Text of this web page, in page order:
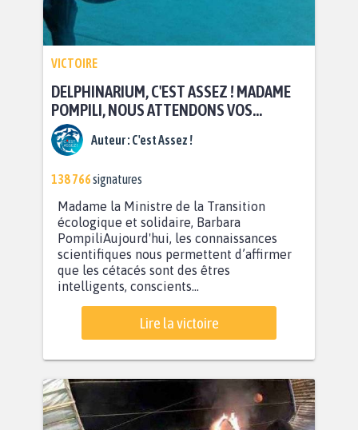
VICTOIRE
DELPHINARIUM, C'EST ASSEZ ! MADAME
POMPILI, NOUS ATTENDONS VOS
MESURES EN FAVEUR DU BIEN-ÊTRE
ANIMAL !Auteur : C'est Assez !
138 766signatures
Madame la Ministre de la Transition
écologique et solidaire, Barbara
PompiliAujourd'hui, les connaissances
scientifiques nous permettent d’affirmer
que les cétacés sont des êtres
intelligents, conscients...
Lire la victoire